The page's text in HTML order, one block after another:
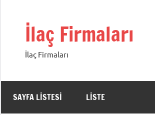
İlaç Firmaları
İlaç Firmaları
SAYFA LISTESI LISTE